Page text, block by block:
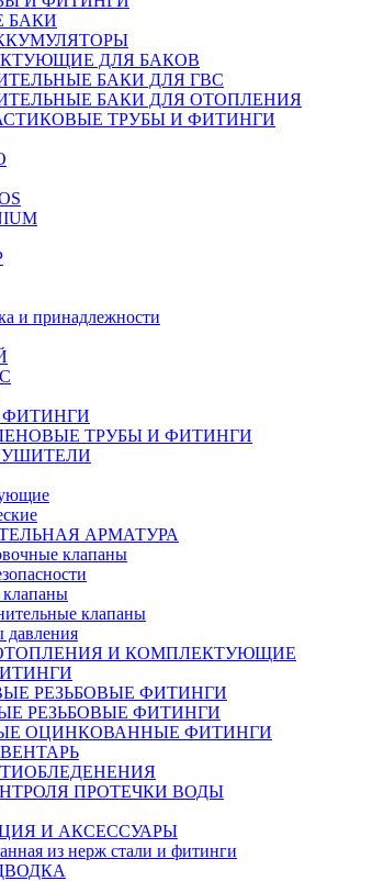
БАКИ
ДЛЯ БАКОВ
БАКИ ДЛЯ ГВС
БАКИ ДЛЯ ОТОПЛЕНИЯ
ТРУБЫ И ФИТИНГИ
и принадлежности
ФИТИНГИ
ТРУБЫ И ФИТИНГИ
АРМАТУРА
клапаны
клапаны
давления
И КОМПЛЕКТУЮЩИЕ
РЕЗЬБОВЫЕ ФИТИНГИ
РЕЗЬБОВЫЕ ФИТИНГИ
ОЦИНКОВАННЫЕ ФИТИНГИ
ПРОТЕЧКИ ВОДЫ
И АКСЕССУАРЫ
из нерж стали и фитинги